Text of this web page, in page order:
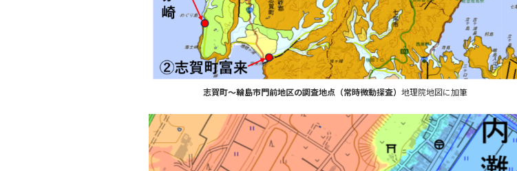
志賀町～輪島市門前地区の調査地点（常時微動探査） 地理院地図に加筆